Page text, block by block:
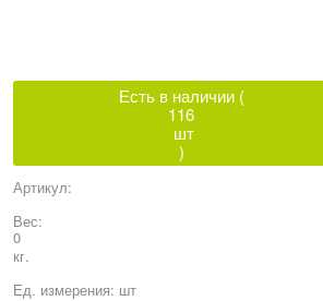
Есть в наличии (
116
шт
)
Артикул:
Вес:
0
кг.
Ед. измерения: шт